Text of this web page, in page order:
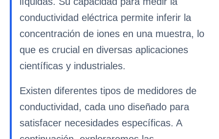
conductividad eléctrica permite inferir la
concentración de iones en una muestra, lo
que es crucial en diversas aplicaciones
científicas y industriales.
Existen diferentes tipos de medidores de
conductividad, cada uno diseñado para
satisfacer necesidades específicas. A